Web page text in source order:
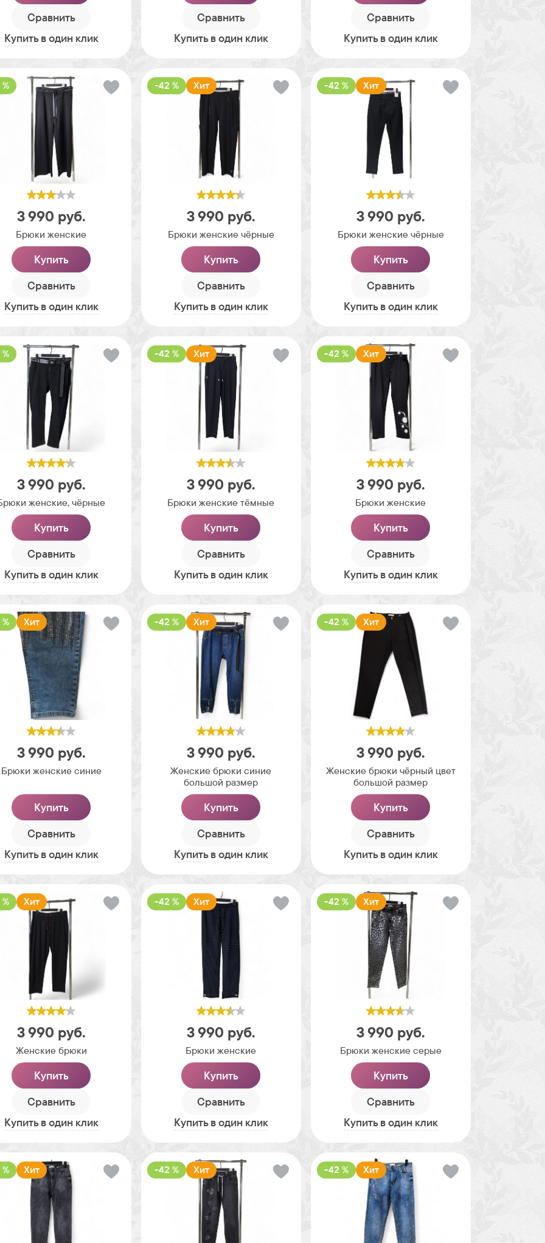
Сравнить
Купить в один клик
Сравнить
Купить в один клик
Сравнить
Купить в один клик
3 990 руб.
Брюки женские
Купить
Сравнить
Купить в один клик
-42 % Хит
3 990 руб.
Брюки женские чёрные
Купить
Сравнить
Купить в один клик
-42 % Хит
3 990 руб.
Брюки женские чёрные
Купить
Сравнить
Купить в один клик
3 990 руб.
женские, чёрные
Купить
Сравнить
Купить в один клик
-42 % Хит
3 990 руб.
Брюки женские тёмные
Купить
Сравнить
Купить в один клик
-42 % Хит
3 990 руб.
Брюки женские
Купить
Сравнить
Купить в один клик
Хит
3 990 руб.
Брюки женские синие
Купить
Сравнить
Купить в один клик
-42 % Хит
3 990 руб.
Женские брюки синие
большой размер
Купить
Сравнить
Купить в один клик
-42 % Хит
3 990 руб.
Женские брюки чёрный цвет
большой размер
Купить
Сравнить
Купить в один клик
Хит
3 990 руб.
Женские брюки
Купить
Сравнить
Купить в один клик
-42 % Хит
3 990 руб.
Брюки женские
Купить
Сравнить
Купить в один клик
-42 % Хит
3 990 руб.
Брюки женские серые
Купить
Сравнить
Купить в один клик
Хит -42 % Хит -42 % Хит